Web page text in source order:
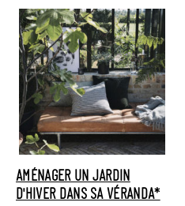
AMÉNAGER UN JARDIN
D'HIVER DANS SA VÉRANDA*